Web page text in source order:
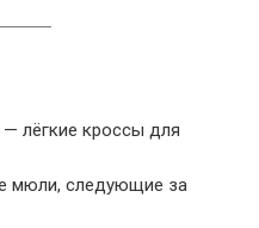
лёгкие кроссы для
мюли, следующие за